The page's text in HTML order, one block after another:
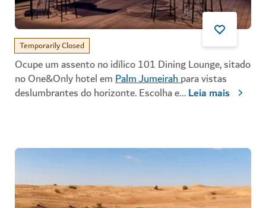
Temporarily Closed
Ocupe um assento no idílico101 Dining Lounge, sitado
noOne&Only hotelemPalm Jumeirahpara vistas
deslumbrantes do horizonte. Escolha e...Leia mais